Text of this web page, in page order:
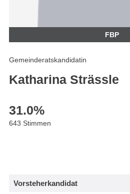
FBP
Gemeinderatskandidatin
Katharina Strässle
31.0%
643 Stimmen
Vorsteherkandidat